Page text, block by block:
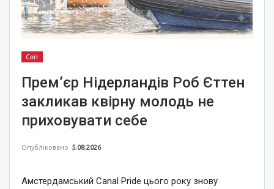
Світ
Прем’єр Нідерландів Роб Єттен
закликав квірну молодь не
приховувати себе
Опубліковано 5.08.2026
Амстердамський Canal Pride цього року знову